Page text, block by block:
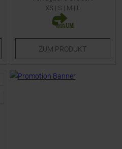
XS | S | M | L
ZUM PRODUKT